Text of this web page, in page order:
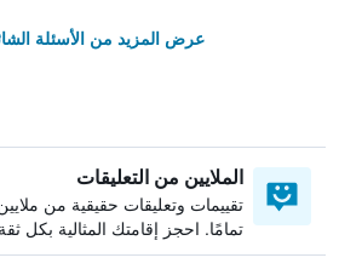
عرض المزيد من الأسئلة
الملايين من التعليقات
تقييمات وتعليقات حقيقية من
تمامًا. احجز إقامتك المثالية بكل